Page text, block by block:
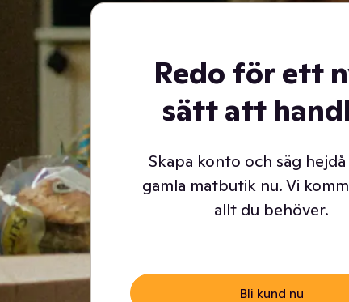
Redo för ett
sätt att
Skapa konto och säg
gamla matbutik nu. Vi
allt du behöver.
Bli kund nu